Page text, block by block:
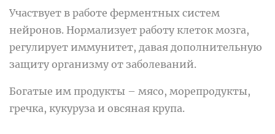
Участвует в работе ферментных систем
нейронов. Нормализует работу клеток мозга,
регулирует иммунитет, давая дополнительную
защиту организму от заболеваний.
Богатые им продукты – мясо, морепродукты,
гречка, кукуруза и овсяная крупа.